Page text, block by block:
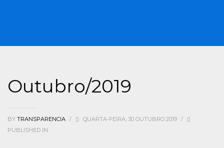
Outubro/2019
BY TRANSPARENCIA / QUARTA-FEIRA, 30 OUTUBRO 2019 /
PUBLISHED IN